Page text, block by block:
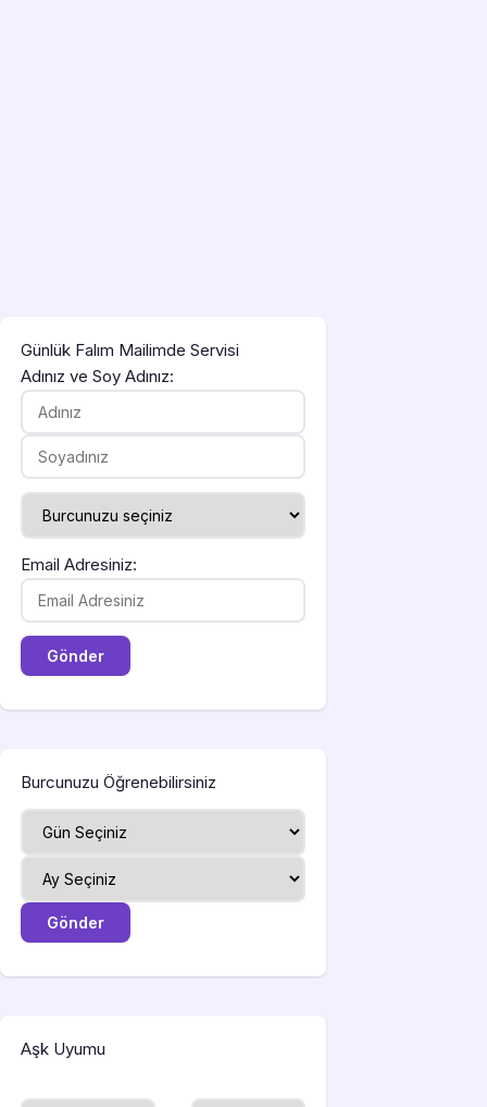
Günlük Falım Mailimde Servisi
Adınız ve Soy Adınız:
Email Adresiniz:
Burcunuzu Öğrenebilirsiniz
Aşk Uyumu